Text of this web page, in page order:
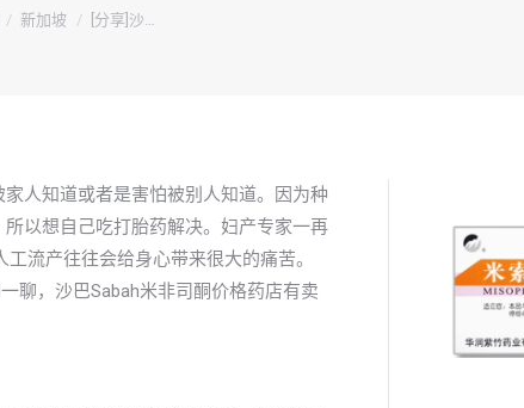
里：
新加坡 [分享]沙…
人知道或者是害怕被别人知道。因为种
以想自己吃打胎药解决。妇产专家一再
流产往往会给身心带来很大的痛苦。
聊，沙巴Sabah米非司酮价格药店有卖